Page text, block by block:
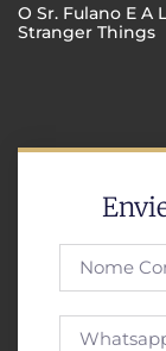
O Sr. Fulano E A
Stranger Things